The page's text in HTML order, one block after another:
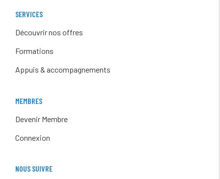
SERVICES
Découvrir nos offres
Formations
Appuis & accompagnements
MEMBRES
Devenir Membre
Connexion
NOUS SUIVRE